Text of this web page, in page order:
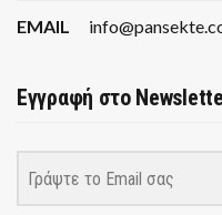
EMAIL
Εγγραφή στο